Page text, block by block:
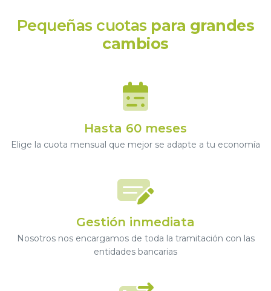
Pequeñas cuotaspara grandes
cambios
Hasta 60 meses
Elige la cuota mensual que mejor se adapte a tu economía
Gestión inmediata
Nosotros nos encargamos de toda la tramitación con las
entidades bancarias